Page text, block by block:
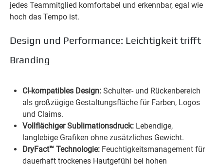
jedes Teammitglied komfortabel und erkennbar, egal wie
hoch das Tempo ist.
Design und Performance: Leichtigkeit trifft
Branding
CI-kompatibles Design: Schulter- und Rückenbereich
als großzügige Gestaltungsfläche für Farben, Logos
und Claims.
Vollflächiger Sublimationsdruck: Lebendige,
langlebige Grafiken ohne zusätzliches Gewicht.
DryFact™ Technologie: Feuchtigkeitsmanagement für
dauerhaft trockenes Hautgefühl bei hohen